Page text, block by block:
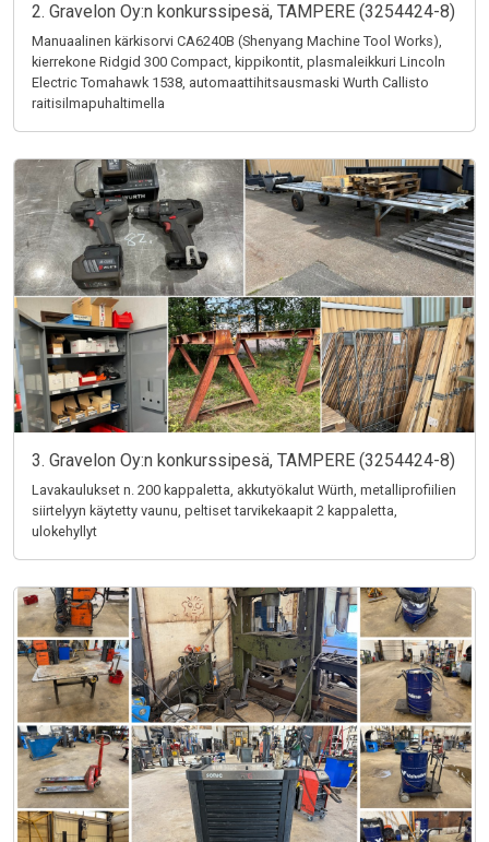
2. Gravelon Oy:n konkurssipesä, TAMPERE (3254424-8)
Manuaalinen kärkisorvi CA6240B (Shenyang Machine Tool Works),
kierrekone Ridgid 300 Compact, kippikontit, plasmaleikkuri Lincoln
Electric Tomahawk 1538, automaattihitsausmaski Wurth Callisto
raitisilmapuhaltimella
3. Gravelon Oy:n konkurssipesä, TAMPERE (3254424-8)
Lavakaulukset n. 200 kappaletta, akkutyökalut Würth, metalliprofiilien
siirtelyyn käytetty vaunu, peltiset tarvikekaapit 2 kappaletta,
ulokehyllyt